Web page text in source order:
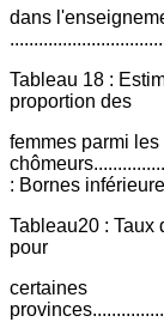
dans
Tableau 18 :
proportion des
femmes parmi les
: Bornes
Tableau20 : Taux
pour
certaines